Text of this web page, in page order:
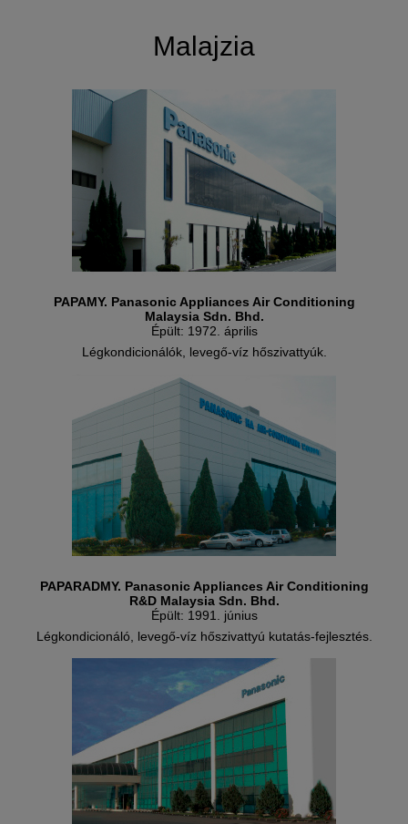
Malajzia
PAPAMY. Panasonic Appliances Air Conditioning
Malaysia Sdn. Bhd.
Épült: 1972. április
Légkondicionálók, levegő-víz hőszivattyúk.
PAPARADMY. Panasonic Appliances Air Conditioning
R&D Malaysia Sdn. Bhd.
Épült: 1991. június
Légkondicionáló, levegő-víz hőszivattyú kutatás-fejlesztés.